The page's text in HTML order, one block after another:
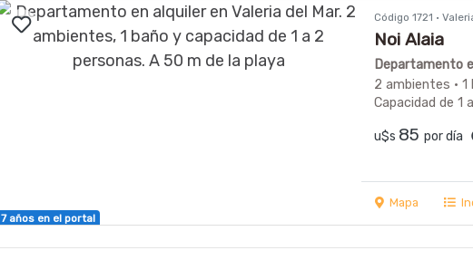
7 años en el portal
Código 1721 ·
Noi Alaia
Departamento
2 ambientes · 1
Capacidad de 1
u$s 85 por día
Mapa